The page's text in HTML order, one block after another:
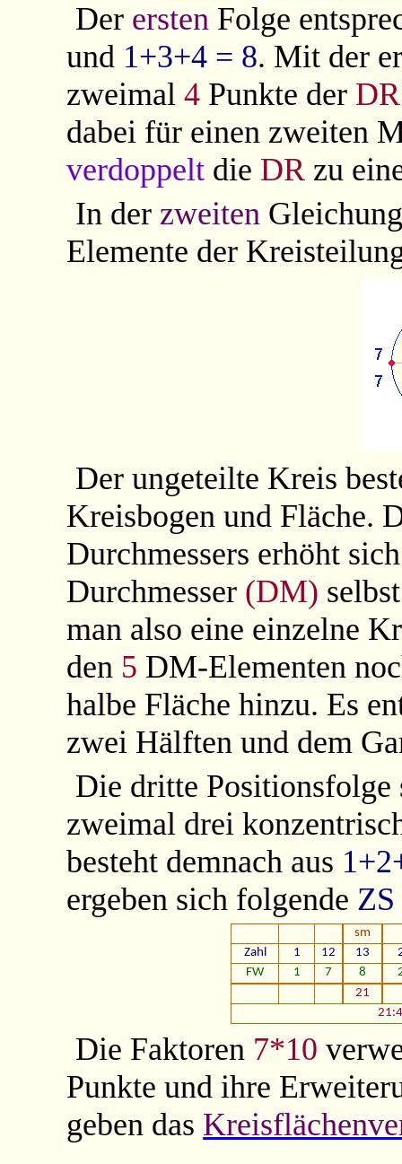
Der erstenFolge
und 1+3+4 = 8. Mit der
zweimal4 Punkte der DR
dabei für einen zweiten
verdoppelt die DR zu
In der zweiten
Elemente der
Der ungeteilte Kreis
Kreisbogen und Fläche.
Durchmessers erhöht
Durchmesser (DM)
man also eine einzelne
den 5 DM-Elementen
halbe Fläche hinzu. Es
zwei Hälften und dem
Die dritte
zweimal drei
besteht demnach aus
ergeben sich folgende ZS
sm
Zahl
1 12 13
FW
1 7 8
21
Die Faktoren 7*10
Punkte und ihre
geben das